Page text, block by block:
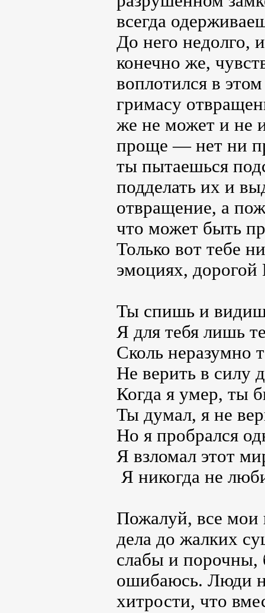
всегда
До него недолго,
конечно же,
воплотился в
гримасу
же не может и не
проще — нет ни
ты пытаешься
подделать их и
отвращение, а
что может быть
Только вот тебе
эмоциях, дорогой
Ты спишь и
Я для тебя лишь
Сколь неразумно
Не верить в силу
Когда я умер, ты
Ты думал, я не
Но я пробрался
Я взломал этот
Я никогда не
Пожалуй, все
дела до жалких
слабы и порочны,
ошибаюсь. Люди
хитрости, что